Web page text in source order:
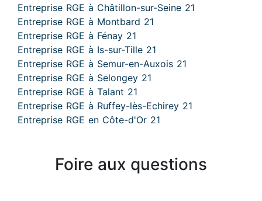
Entreprise RGE à Châtillon-sur-Seine 21
Entreprise RGE à Montbard 21
Entreprise RGE à Fénay 21
Entreprise RGE à Is-sur-Tille 21
Entreprise RGE à Semur-en-Auxois 21
Entreprise RGE à Selongey 21
Entreprise RGE à Talant 21
Entreprise RGE à Ruffey-lès-Echirey 21
Entreprise RGE en Côte-d'Or 21
Foire aux questions